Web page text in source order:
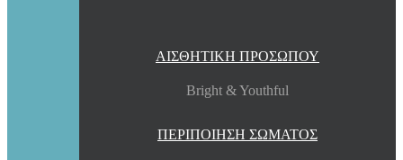
ΑΙΣΘΗΤΙΚΗ ΠΡΟΣΩΠΟΥ
Bright & Youthful
ΠΕΡΙΠΟΙΗΣΗ ΣΩΜΑΤΟΣ